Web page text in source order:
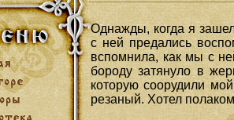
Однажды, когда я
с ней предались
вспомнила, как мы с
бороду затянуло в
которую соорудили
резаный. Хотел